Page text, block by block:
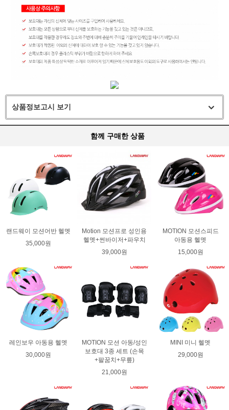
상품정보고시 보기
함께 구매한 상품
랜드웨이 모션어반 헬멧
35,000원
Motion 모션프로 성인용
헬멧+썬바이저+파우치
39,000원
MOTION 모션스피드
아동용 헬멧
15,000원
레인보우 아동용 헬멧
30,000원
MOTION 모션 아동/성인
보호대 3종 세트 (손목
+팔꿈치+무릎)
21,000원
MINI 미니 헬멧
29,000원